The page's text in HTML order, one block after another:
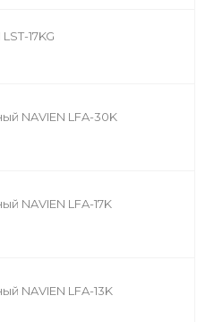
17KG
NAVIEN LFA-30K
NAVIEN LFA-17K
NAVIEN LFA-13K